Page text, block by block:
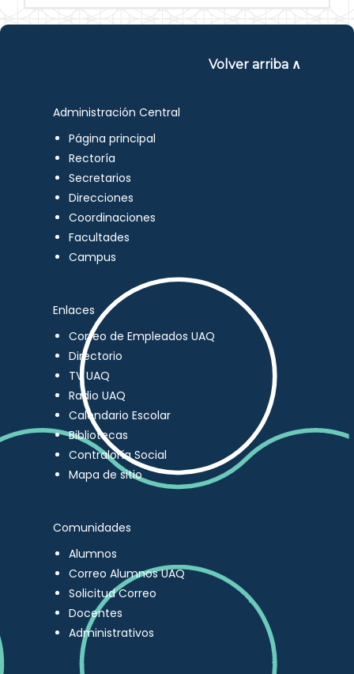
Volver arriba ∧
Administración Central
Página principal
Rectoría
Secretarios
Direcciones
Coordinaciones
Facultades
Campus
Enlaces
Correo de Empleados UAQ
Directorio
TV UAQ
Radio UAQ
Calendario Escolar
Bibliotecas
Contraloría Social
Mapa de sitio
Comunidades
Alumnos
Correo Alumnos UAQ
Solicitud Correo
Docentes
Administrativos